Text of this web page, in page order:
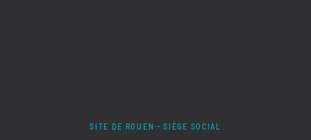
SITE DE ROUEN - SIÈGE SOCIAL